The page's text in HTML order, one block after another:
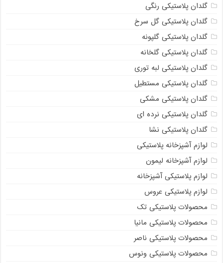
گلدان پلاستیکی رنگی
گلدان پلاستیکی گل سرخ
گلدان پلاستیکی گلپونه
گلدان پلاستیکی گلخانه
گلدان پلاستیکی لبه توری
گلدان پلاستیکی مستطیل
گلدان پلاستیکی مشکی
گلدان پلاستیکی نرده ای
گلدان پلاستیکی نشا
لوازم آشپزخانه پلاستیکی
لوازم آشپزخانه لیمون
لوازم پلاستیکی آشپزخانه
لوازم پلاستیکی عروس
محصولات پلاستیکی تک
محصولات پلاستیکی مانیا
محصولات پلاستیکی ناصر
محصولات پلاستیکی ونوس